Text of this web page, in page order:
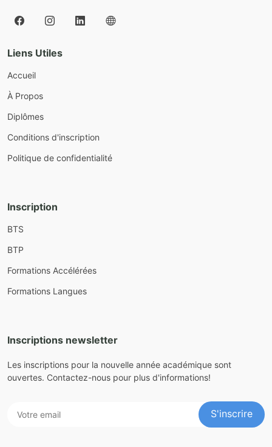
Liens Utiles
Accueil
À Propos
Diplômes
Conditions d'inscription
Politique de confidentialité
Inscription
BTS
BTP
Formations Accélérées
Formations Langues
Inscriptions newsletter
Les inscriptions pour la nouvelle année académique sont
ouvertes. Contactez-nous pour plus d'informations!